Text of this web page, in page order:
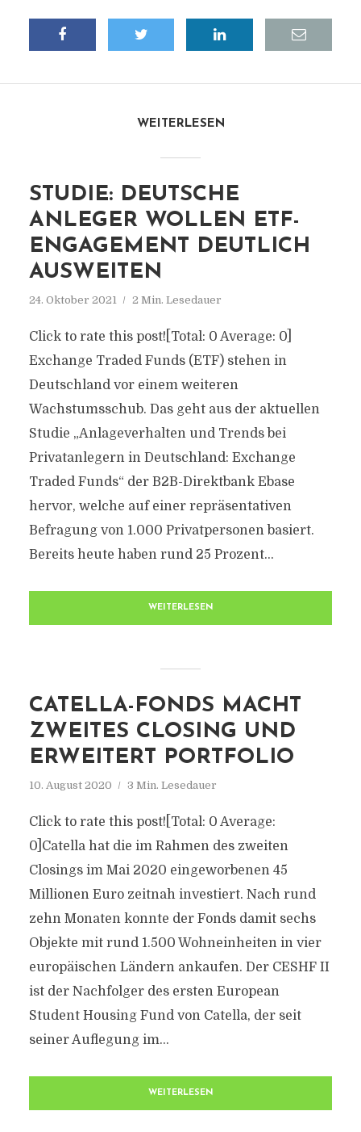
WEITERLESEN
STUDIE: DEUTSCHE
ANLEGER WOLLEN ETF-
ENGAGEMENT DEUTLICH
AUSWEITEN
24. Oktober 2021 2 Min. Lesedauer
Click to rate this post![Total: 0 Average: 0]
Exchange Traded Funds (ETF) stehen in
Deutschland vor einem weiteren
Wachstumsschub. Das geht aus der aktuellen
Studie „Anlageverhalten und Trends bei
Privatanlegern in Deutschland: Exchange
Traded Funds“ der B2B-Direktbank Ebase
hervor, welche auf einer repräsentativen
Befragung von 1.000 Privatpersonen basiert.
Bereits heute haben rund 25 Prozent...
WEITERLESEN
CATELLA-FONDS MACHT
ZWEITES CLOSING UND
ERWEITERT PORTFOLIO
10. August 2020 3 Min. Lesedauer
Click to rate this post![Total: 0 Average:
0]Catella hat die im Rahmen des zweiten
Closings im Mai 2020 eingeworbenen 45
Millionen Euro zeitnah investiert. Nach rund
zehn Monaten konnte der Fonds damit sechs
Objekte mit rund 1.500 Wohneinheiten in vier
europäischen Ländern ankaufen. Der CESHF II
ist der Nachfolger des ersten European
Student Housing Fund von Catella, der seit
seiner Auflegung im...
WEITERLESEN